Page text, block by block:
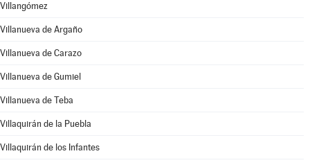
Villangómez
Villanueva de Argaño
Villanueva de Carazo
Villanueva de Gumiel
Villanueva de Teba
Villaquirán de la Puebla
Villaquirán de los Infantes